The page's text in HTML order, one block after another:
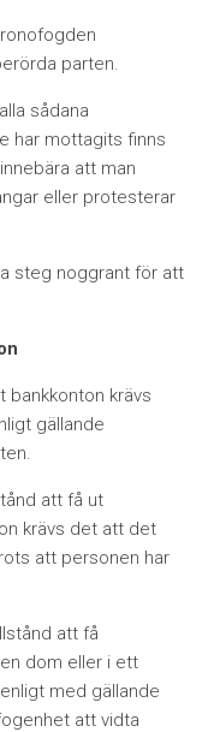
parten.
sådana
har mottagits finns
att man
eller protesterar
steg noggrant för att
bankkonton krävs
gällande
att få ut
krävs det att det
att personen har
att få
dom eller i ett
med gällande
att vidta